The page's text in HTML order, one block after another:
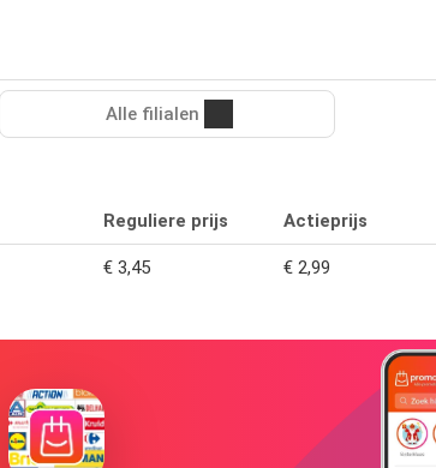
Alle filialen
Reguliere prijs Actieprijs
€ 3,45 € 2,99